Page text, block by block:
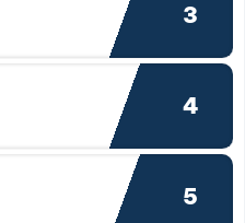
3
4
5